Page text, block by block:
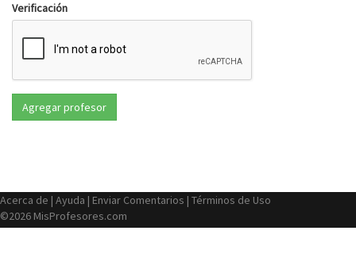
Verificación
Acerca de | Ayuda | Enviar Comentarios | Términos de Uso
©2026 MisProfesores.com